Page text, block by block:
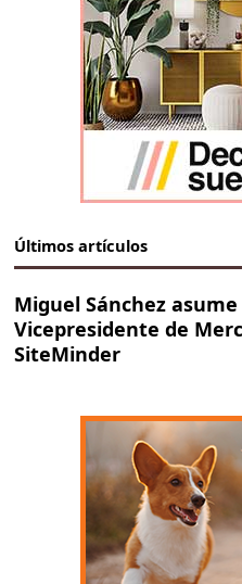
Últimos artículos
Miguel Sánchez
Vicepresidente de
SiteMinder